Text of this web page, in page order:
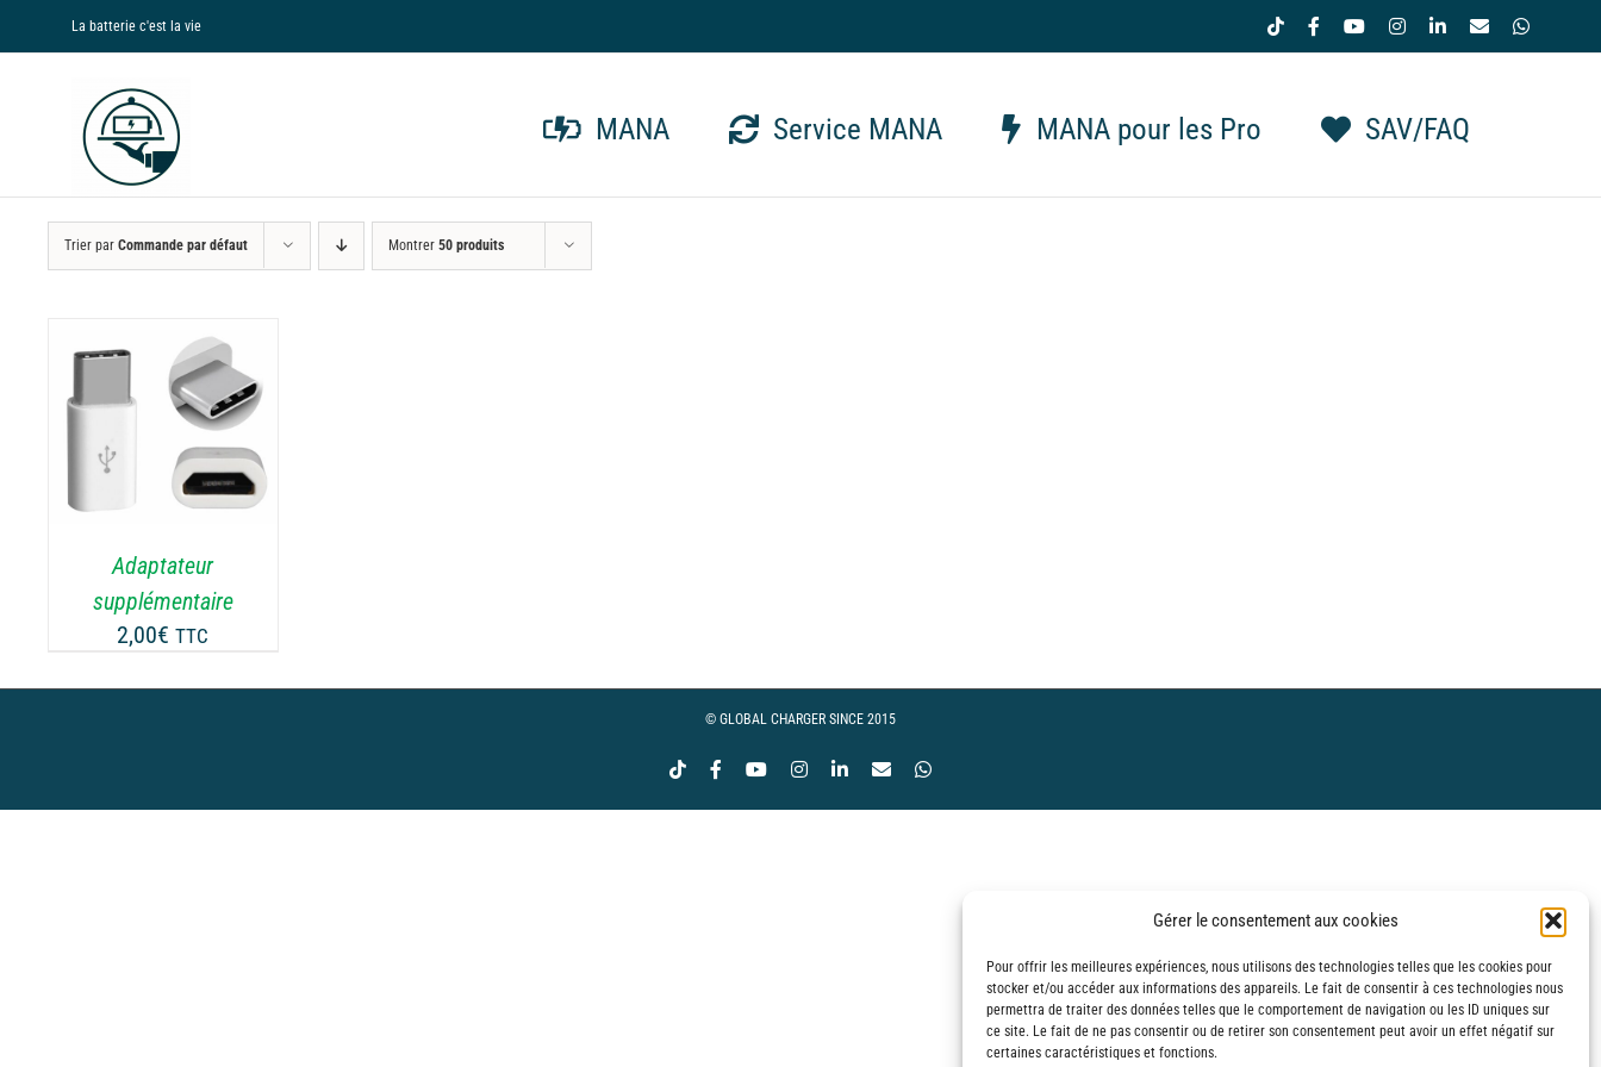
Gérer le consentement aux cookies
Pour offrir les meilleures expériences, nous utilisons des technologies telles que les cookies pour
stocker et/ou accéder aux informations des appareils. Le fait de consentir à ces technologies nous
permettra de traiter des données telles que le comportement de navigation ou les ID uniques sur
ce site. Le fait de ne pas consentir ou de retirer son consentement peut avoir un effet négatif sur
certaines caractéristiques et fonctions.
au
La batterie c'est la vie Tiktok FacebookYouTubeInstagramLinkedIn
Email
MANA Service MANA MANA pour les Pro SAV/FAQ
Trier par Commande par défaut Montrer 50 produits
Adaptateur
supplémentaire
2,00€ TTC
© GLOBAL CHARGER SINCE 2015
Tiktok FacebookYouTubeInstagramLinkedIn
EmailWhatsApp